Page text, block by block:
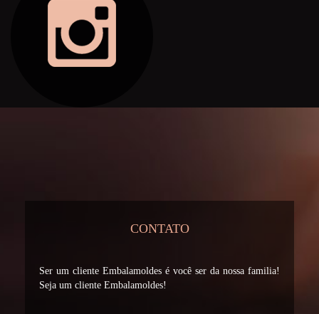
CONTATO
Ser um cliente Embalamoldes é você ser da nossa familia!
Seja um cliente Embalamoldes!